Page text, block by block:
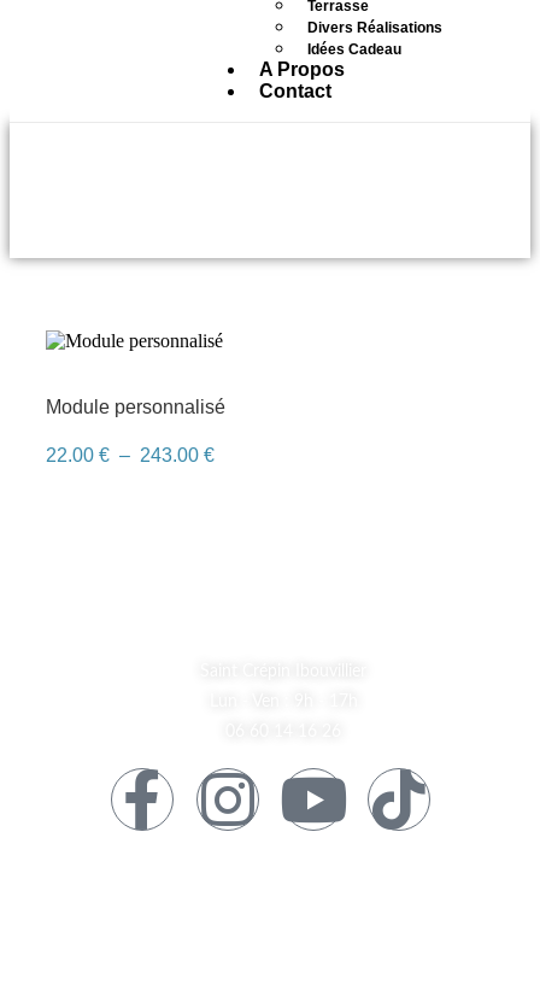
Terrasse
Divers Réalisations
Idées Cadeau
A Propos
Contact
Module personnalisé
22.00 € – 243.00 €